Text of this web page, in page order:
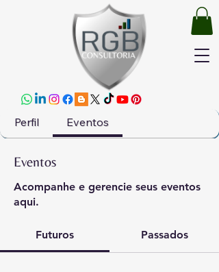
Perfil Eventos
Eventos
Acompanhe e gerencie seus eventos
aqui.
Futuros Passados